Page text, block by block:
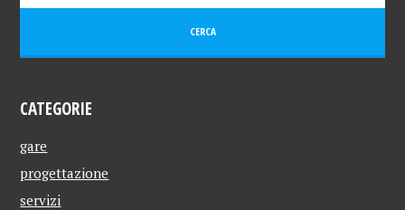
CATEGORIE
gare
progettazione
servizi